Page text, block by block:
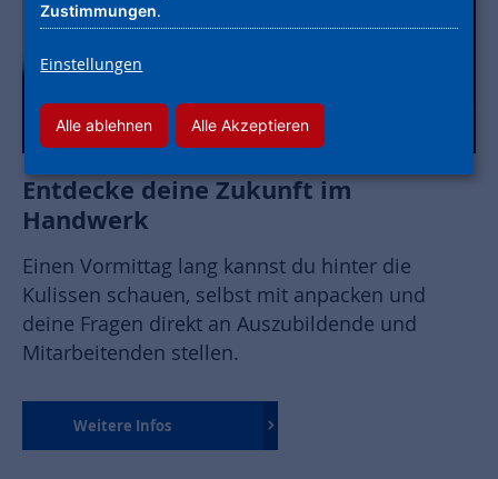
Entdecke deine Zukunft im
Handwerk
Einen Vormittag lang kannst du hinter die
Kulissen schauen, selbst mit anpacken und
deine Fragen direkt an Auszubildende und
Mitarbeitenden stellen.
Weitere Infos
Zustimmungen.
Einstellungen
Alle ablehnen Alle Akzeptieren